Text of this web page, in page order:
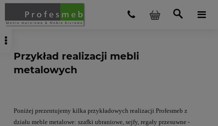
Przykład realizacji mebli
metalowych
Poniżej prezentujemy kilka przykładowych realizacji Profesmeb z
działu meble metalowe: szafki ubraniowe, sejfy, regały przesuwne -